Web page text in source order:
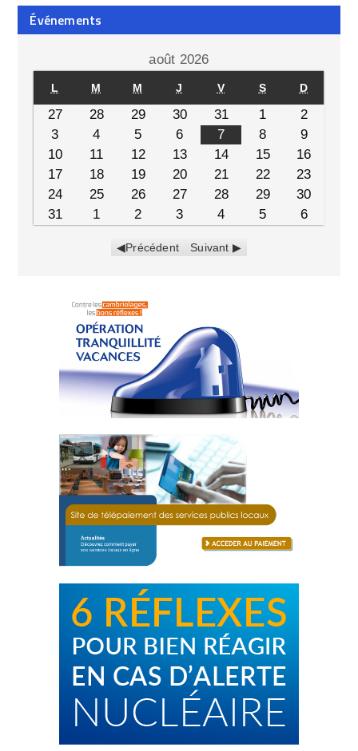
Événements
août 2026
L M M J V S D
27 28 29 30 31 1
2
3
4 5 6 7 8
9
10
11 12 13 14 15
16
17
18 19 20 21 22
23
24
25 26 27 28 29
30
31
1 2 3 4 5 6
Précédent Suivant